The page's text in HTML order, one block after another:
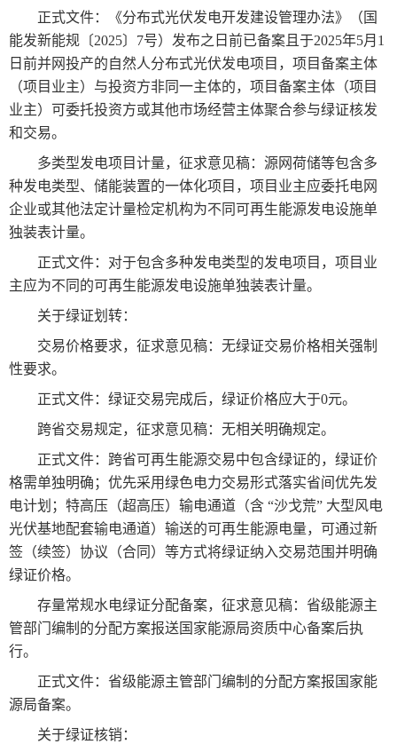
正式文件：《分布式光伏发电开发建设管理办法》（国
能发新能规〔2025〕7号）发布之日前已备案且于2025年5月1
日前并网投产的自然人分布式光伏发电项目，项目备案主体
（项目业主）与投资方非同一主体的，项目备案主体（项目
业主）可委托投资方或其他市场经营主体聚合参与绿证核发
和交易。
多类型发电项目计量，征求意见稿：源网荷储等包含多
种发电类型、储能装置的一体化项目，项目业主应委托电网
企业或其他法定计量检定机构为不同可再生能源发电设施单
独装表计量。
正式文件：对于包含多种发电类型的发电项目，项目业
主应为不同的可再生能源发电设施单独装表计量。
关于绿证划转：
交易价格要求，征求意见稿：无绿证交易价格相关强制
性要求。
正式文件：绿证交易完成后，绿证价格应大于0元。
跨省交易规定，征求意见稿：无相关明确规定。
正式文件：跨省可再生能源交易中包含绿证的，绿证价
格需单独明确；优先采用绿色电力交易形式落实省间优先发
电计划；特高压（超高压）输电通道（含 “沙戈荒” 大型风电
光伏基地配套输电通道）输送的可再生能源电量，可通过新
签（续签）协议（合同）等方式将绿证纳入交易范围并明确
绿证价格。
存量常规水电绿证分配备案，征求意见稿：省级能源主
管部门编制的分配方案报送国家能源局资质中心备案后执
行。
正式文件：省级能源主管部门编制的分配方案报国家能
源局备案。
关于绿证核销：